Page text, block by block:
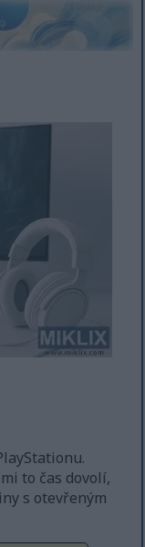
to čas dovolí,
s otevřeným